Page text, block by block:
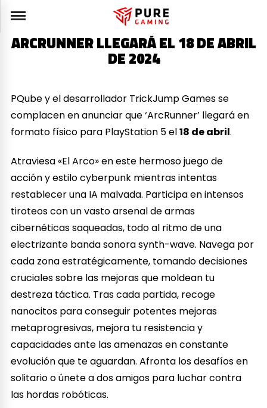
ARCRUNNER LLEGARÁ EL 18 DE ABRIL
DE 2024
PQube y el desarrollador TrickJump Games se
complacen en anunciar que ‘ArcRunner’ llegará en
formato físico para PlayStation 5 el18 de abril.
Atraviesa «El Arco» en este hermoso juego de
acción y estilo cyberpunk mientras intentas
restablecer una IA malvada. Participa en intensos
tiroteos con un vasto arsenal de armas
cibernéticas saqueadas, todo al ritmo de una
electrizante banda sonora synth-wave. Navega por
cada zona estratégicamente, tomando decisiones
cruciales sobre las mejoras que moldean tu
destreza táctica. Tras cada partida, recoge
nanocitos para conseguir potentes mejoras
metaprogresivas, mejora tu resistencia y
capacidades ante las amenazas en constante
evolución que te aguardan. Afronta los desafíos en
solitario o únete a dos amigos para luchar contra
las hordas robóticas.